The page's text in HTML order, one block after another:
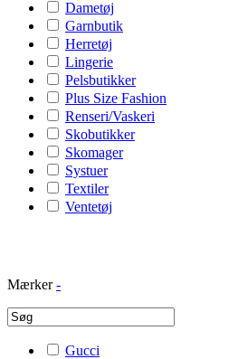
Dametøj
Garnbutik
Herretøj
Lingerie
Pelsbutikker
Plus Size Fashion
Renseri/Vaskeri
Skobutikker
Skomager
Systuer
Textiler
Ventetøj
Mærker -
Gucci